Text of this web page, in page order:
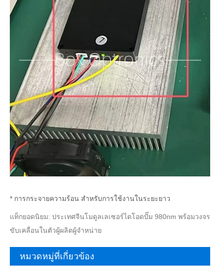
* การกระจายความร้อน สำหรับการใช้งานในระยะยาว
แท็กยอดนิยม: ประเทศจีนโมดูลเลเซอร์ไดโอดปั๊ม 980nm พร้อมวงจร
ขับเคลื่อนในตัวผู้ผลิตผู้จำหน่าย
หมวดหมู่ที่เกี่ยวข้อง